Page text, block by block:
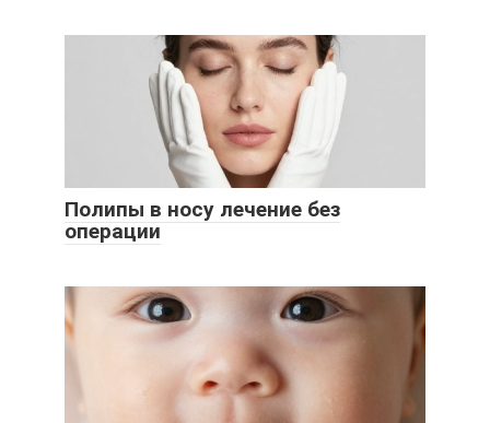
Полипы в носу лечение без
операции